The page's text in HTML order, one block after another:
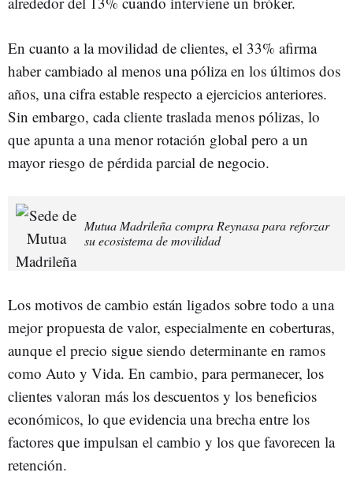
En cuanto a la movilidad de clientes, el 33% afirma
haber cambiado al menos una póliza en los últimos dos
años, una cifra estable respecto a ejercicios anteriores.
Sin embargo, cada cliente traslada menos pólizas, lo
que apunta a una menor rotación global pero a un
mayor riesgo de pérdida parcial de negocio.
Mutua Madrileña compra Reynasa para reforzar
su ecosistema de movilidad
Los motivos de cambio están ligados sobre todo a una
mejor propuesta de valor, especialmente en coberturas,
aunque el precio sigue siendo determinante en ramos
como Auto y Vida. En cambio, para permanecer, los
clientes valoran más los descuentos y los beneficios
económicos, lo que evidencia una brecha entre los
factores que impulsan el cambio y los que favorecen la
retención.